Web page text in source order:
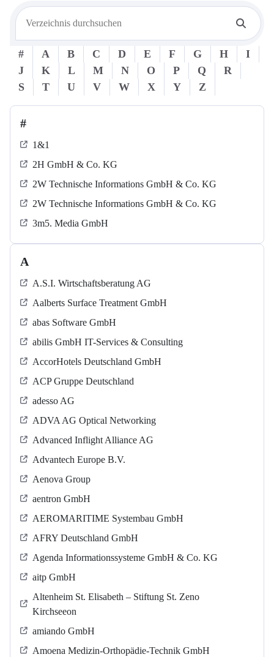
# A B C D E F G H
I
J
K L M N O P Q
R
S
T U V W X Y Z
#
1&1
2H GmbH & Co. KG
2W Technische Informations GmbH & Co. KG
2W Technische Informations GmbH & Co. KG
3m5. Media GmbH
A
A.S.I. Wirtschaftsberatung AG
Aalberts Surface Treatment GmbH
abas Software GmbH
abilis GmbH IT-Services & Consulting
AccorHotels Deutschland GmbH
ACP Gruppe Deutschland
adesso AG
ADVA AG Optical Networking
Advanced Inflight Alliance AG
Advantech Europe B.V.
Aenova Group
aentron GmbH
AEROMARITIME Systembau GmbH
AFRY Deutschland GmbH
Agenda Informationssysteme GmbH & Co. KG
aitp GmbH
Altenheim St. Elisabeth – Stiftung St. Zeno
Kirchseeon
amiando GmbH
Amoena Medizin-Orthopädie-Technik GmbH